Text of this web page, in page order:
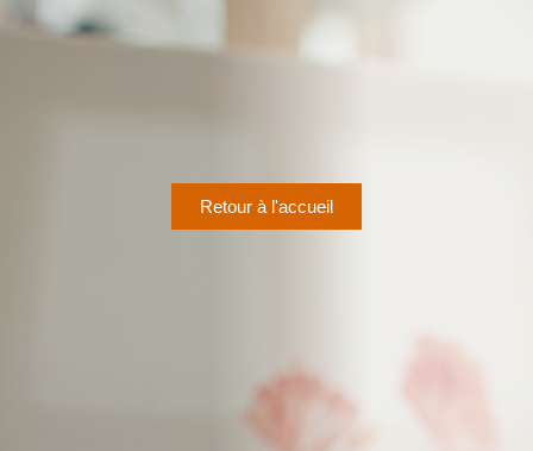
Retour à l'accueil